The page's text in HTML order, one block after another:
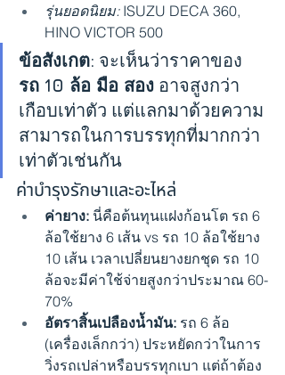
รุ่นยอดนิยม: ISUZU DECA 360,
HINO VICTOR 500
ข้อสังเกต: จะเห็นว่าราคาของ
รถ 10 ล้อ มือ สอง อาจสูงกว่า
เกือบเท่าตัว แต่แลกมาด้วยความ
สามารถในการบรรทุกที่มากกว่า
เท่าตัวเช่นกัน
ค่าบำรุงรักษาและอะไหล่
ค่ายาง: นี่คือต้นทุนแฝงก้อนโต รถ 6
ล้อใช้ยาง 6 เส้น vs รถ 10 ล้อใช้ยาง
10 เส้น เวลาเปลี่ยนยางยกชุด รถ 10
ล้อจะมีค่าใช้จ่ายสูงกว่าประมาณ 60-
70%
อัตราสิ้นเปลืองน้ำมัน: รถ 6 ล้อ
(เครื่องเล็กกว่า) ประหยัดกว่าในการ
วิ่งรถเปล่าหรือบรรทุกเบา แต่ถ้าต้อง